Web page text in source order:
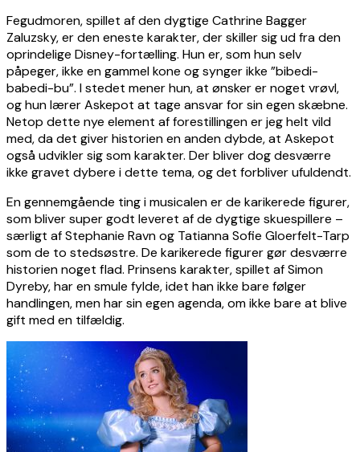
Fegudmoren, spillet af den dygtige Cathrine Bagger
Zaluzsky, er den eneste karakter, der skiller sig ud fra den
oprindelige Disney-fortælling. Hun er, som hun selv
påpeger, ikke en gammel kone og synger ikke ”bibedi-
babedi-bu”. I stedet mener hun, at ønsker er noget vrøvl,
og hun lærer Askepot at tage ansvar for sin egen skæbne.
Netop dette nye element af forestillingen er jeg helt vild
med, da det giver historien en anden dybde, at Askepot
også udvikler sig som karakter. Der bliver dog desværre
ikke gravet dybere i dette tema, og det forbliver ufuldendt.
En gennemgående ting i musicalen er de karikerede figurer,
som bliver super godt leveret af de dygtige skuespillere –
særligt af Stephanie Ravn og Tatianna Sofie Gloerfelt-Tarp
som de to stedsøstre. De karikerede figurer gør desværre
historien noget flad. Prinsens karakter, spillet af Simon
Dyreby, har en smule fylde, idet han ikke bare følger
handlingen, men har sin egen agenda, om ikke bare at blive
gift med en tilfældig.